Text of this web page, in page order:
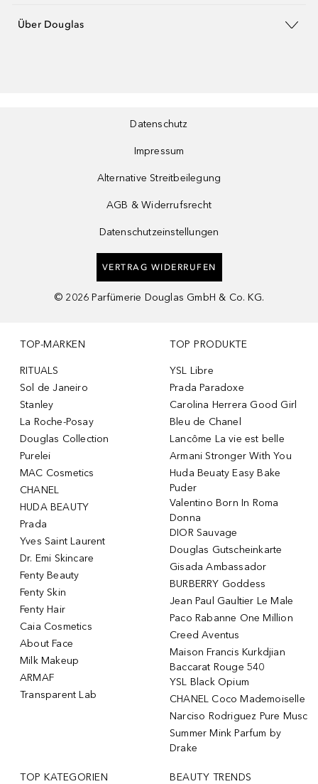
Über Douglas
Datenschutz
Impressum
Alternative Streitbeilegung
AGB & Widerrufsrecht
Datenschutzeinstellungen
VERTRAG WIDERRUFEN
© 2026 Parfümerie Douglas GmbH & Co. KG.
TOP-MARKEN
RITUALS
Sol de Janeiro
Stanley
La Roche-Posay
Douglas Collection
Purelei
MAC Cosmetics
CHANEL
HUDA BEAUTY
Prada
Yves Saint Laurent
Dr. Emi Skincare
Fenty Beauty
Fenty Skin
Fenty Hair
Caia Cosmetics
About Face
Milk Makeup
ARMAF
Transparent Lab
TOP PRODUKTE
YSL Libre
Prada Paradoxe
Carolina Herrera Good Girl
Bleu de Chanel
Lancôme La vie est belle
Armani Stronger With You
Huda Beuaty Easy Bake
Puder
Valentino Born In Roma
Donna
DIOR Sauvage
Douglas Gutscheinkarte
Gisada Ambassador
BURBERRY Goddess
Jean Paul Gaultier Le Male
Paco Rabanne One Million
Creed Aventus
Maison Francis Kurkdjian
Baccarat Rouge 540
YSL Black Opium
CHANEL Coco Mademoiselle
Narciso Rodriguez Pure Musc
Summer Mink Parfum by
Drake
TOP KATEGORIEN BEAUTY TRENDS